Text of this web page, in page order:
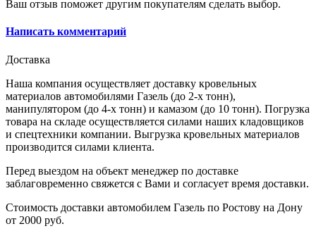
Ваш отзыв поможет другим покупателям сделать выбор.
Написать комментарий
Доставка
Наша компания осуществляет доставку кровельных
материалов автомобилями Газель (до 2-х тонн),
манипулятором (до 4-х тонн) и камазом (до 10 тонн). Погрузка
товара на складе осуществляется силами наших кладовщиков
и спецтехники компании. Выгрузка кровельных материалов
производится силами клиента.
Перед выездом на объект менеджер по доставке
заблаговременно свяжется с Вами и согласует время доставки.
Стоимость доставки автомобилем Газель по Ростову на Дону
от 2000 руб.